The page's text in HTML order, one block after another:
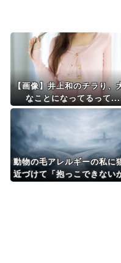
Powered by livedoor
【画像】井上和のチラり、
なことになってるって...
動物の毛アレルギーの私に
近づけて「抱っこできない